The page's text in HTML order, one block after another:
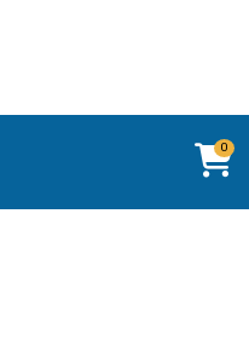
0